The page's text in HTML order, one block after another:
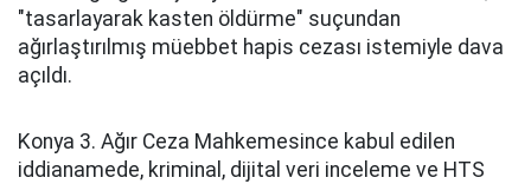
"tasarlayarak kasten öldürme" suçundan
ağırlaştırılmış müebbet hapis cezası istemiyle dava
açıldı.
Konya 3. Ağır Ceza Mahkemesince kabul edilen
iddianamede, kriminal, dijital veri inceleme ve HTS